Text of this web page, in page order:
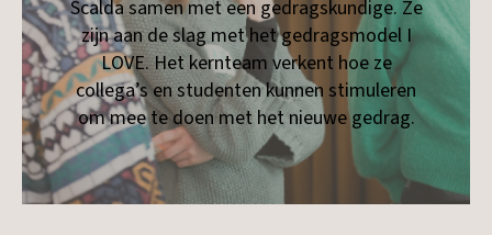
Scalda samen met een gedragskundige. Ze
zijn aan de slag met het gedragsmodel I
LOVE. Het kernteam verkent hoe ze
collega’s en studenten kunnen stimuleren
om mee te doen met het nieuwe gedrag.